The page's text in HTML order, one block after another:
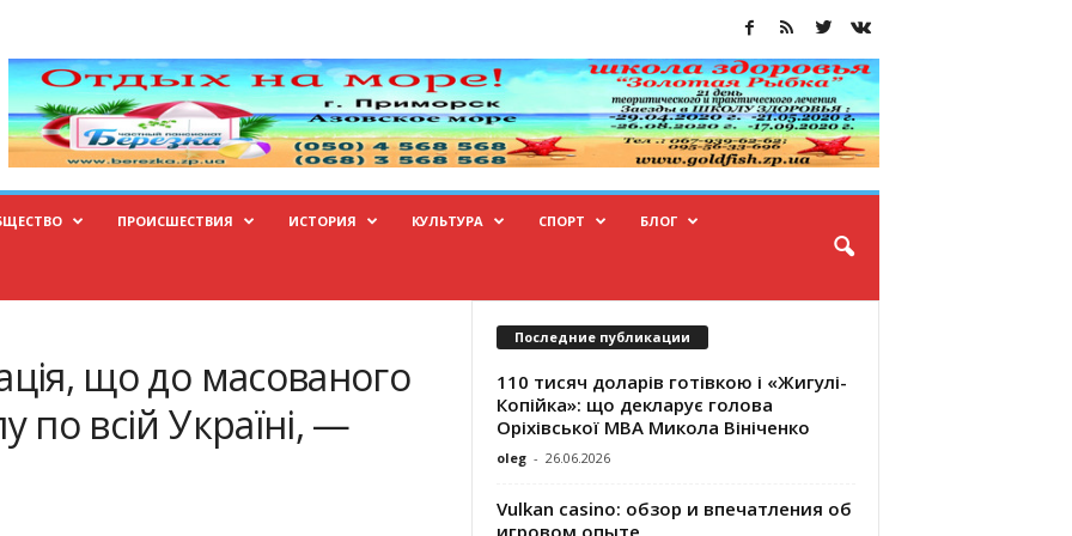
ПРОИСШЕСТВИЯ ИСТОРИЯ КУЛЬТУРА СПОРТ БЛОГ
що до масованого
по всій Україні, —
Последние публикации
110 тисяч доларів готівкою і «Жигулі-
Копійка»: що декларує голова
Оріхівської МВА Микола Вініченко
oleg - 26.06.2026
Vulkan casino: обзор и впечатления об
игровом опыте